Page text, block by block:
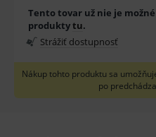
Tento tovar už nie je
produktytu.
Strážiť dostupnosť
Nákup tohto produktu sa
po